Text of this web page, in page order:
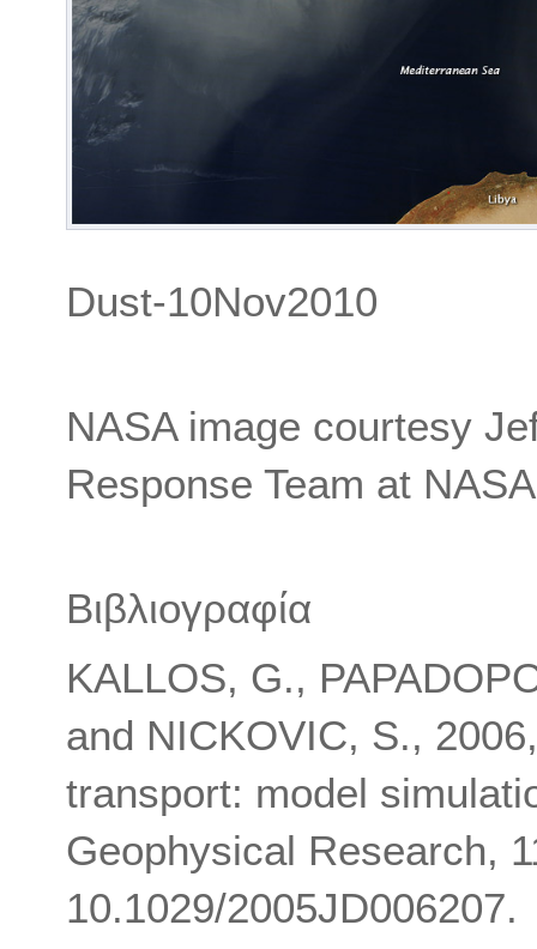
Dust-10Nov2010
NASA image courtesy
Response Team at
Βιβλιογραφία
KALLOS, G.,
and NICKOVIC, S.,
transport: model
Geophysical Research,
10.1029/2005JD006207.